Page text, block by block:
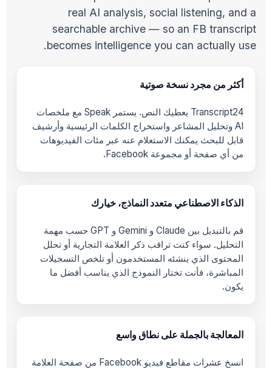
real AI analysis, social listening, and a
searchable archive — so an FB transcript
becomes intelligence you can actually use.
أكثر من مجرد نسخة صوتية
Transcript24 يعطيك النص. يستمر Speak مع ملخصات
AI وتحليل المشاعر واستخراج الكلمات الرئيسية وأرشيف
قابل للبحث يمكنك الاستعلام عنه عبر مئات الفيديوهات
من أي صفحة أو مجموعة Facebook.
الذكاء الاصطناعي متعدد النماذج، خيارك
قم بالتبديل بين Claude و Gemini و GPT حسب مهمة
التحليل. سواء كنت تراقب ذكر العلامة التجارية أو تحلل
المحتوى الذي ينشئه المستخدمون أو تلخص التسجيلات
المباشرة، فأنت تختار النموذج الذي يناسب أفضل ما
يكون.
المعالجة بالجملة على نطاق واسع
انسخ عشرات مقاطع فيديو Facebook من صفحة العلامة